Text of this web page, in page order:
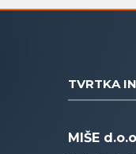
TVRTKA
MIŠE